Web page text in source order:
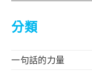
分類
一句話的力量